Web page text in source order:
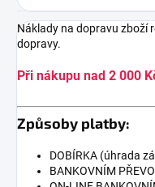
Náklady na dopravu zboží
dopravy.
Při nákupu nad 2 000
Způsoby platby:
DOBÍRKA (úhrada
BANKOVNÍM